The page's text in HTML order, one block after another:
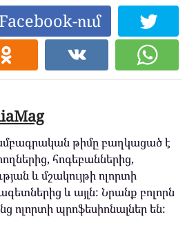
ում
թիմը բաղկացած է
հոգեբաններից,
և մշակույթի ոլորտի
և այլն: Նրանք բոլորն
ոլորտի պրոֆեսիոնալներ են: